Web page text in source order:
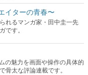
イターの青春〜
れるマンガ家・田中圭一先
です。
の魅力を画面や操作の具体的
骨太な評論連載です。